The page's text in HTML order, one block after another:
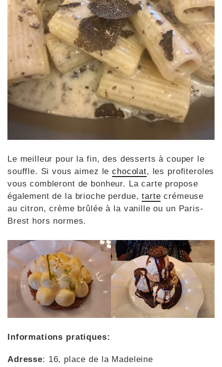
Le meilleur pour la fin, des desserts à couper le
souffle. Si vous aimez lechocolat, les profiteroles
vous combleront de bonheur. La carte propose
également de la brioche perdue,tarte crémeuse
au citron, crème brûlée à la vanille ou un Paris-
Brest hors normes.
Informations pratiques:
Adresse: 16, place de la Madeleine